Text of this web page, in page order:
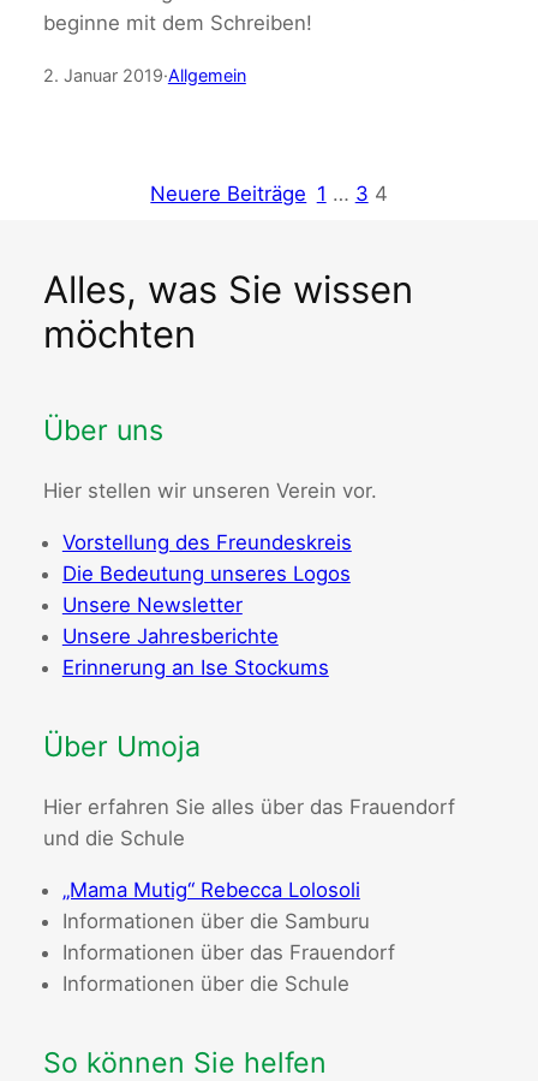
beginne mit dem Schreiben!
2. Januar 2019·Allgemein
Neuere Beiträge 1 … 3 4
Alles, was Sie wissen
möchten
Über uns
Hier stellen wir unseren Verein vor.
Vorstellung des Freundeskreis
Die Bedeutung unseres Logos
Unsere Newsletter
Unsere Jahresberichte
Erinnerung an Ise Stockums
Über Umoja
Hier erfahren Sie alles über das Frauendorf
und die Schule
„Mama Mutig“ Rebecca Lolosoli
Informationen über die Samburu
Informationen über das Frauendorf
Informationen über die Schule
So können Sie helfen